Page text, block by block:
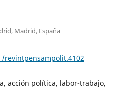
Madrid, España
revintpensampolit.4102
acción política, labor-trabajo,